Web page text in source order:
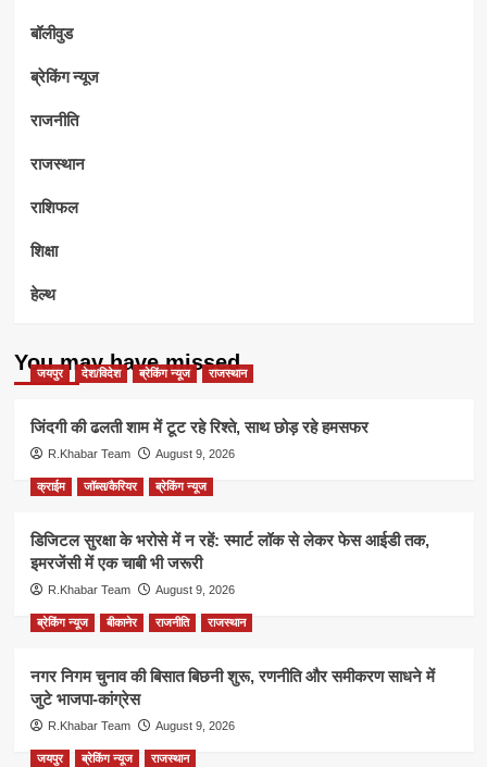
बॉलीवुड
ब्रेकिंग न्यूज
राजनीति
राजस्थान
राशिफल
शिक्षा
हेल्थ
You may have missed
जयपुर देश/विदेश ब्रेकिंग न्यूज राजस्थान
जिंदगी की ढलती शाम में टूट रहे रिश्ते, साथ छोड़ रहे हमसफर
R.Khabar Team August 9, 2026
क्राईम जॉब्स/कैरियर ब्रेकिंग न्यूज
डिजिटल सुरक्षा के भरोसे में न रहें: स्मार्ट लॉक से लेकर फेस आईडी तक,
इमरजेंसी में एक चाबी भी जरूरी
R.Khabar Team August 9, 2026
ब्रेकिंग न्यूज बीकानेर राजनीति राजस्थान
नगर निगम चुनाव की बिसात बिछनी शुरू, रणनीति और समीकरण साधने में
जुटे भाजपा-कांग्रेस
R.Khabar Team August 9, 2026
जयपुर ब्रेकिंग न्यूज राजस्थान